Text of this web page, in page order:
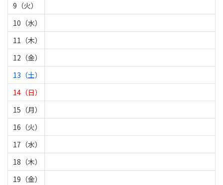
9（火）
10（水）
11（木）
12（金）
13（土）
14（日）
15（月）
16（火）
17（水）
18（木）
19（金）